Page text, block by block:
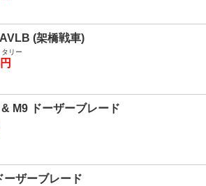
(架橋戦車)
リー
M9 ドーザーブレード
ーザーブレード